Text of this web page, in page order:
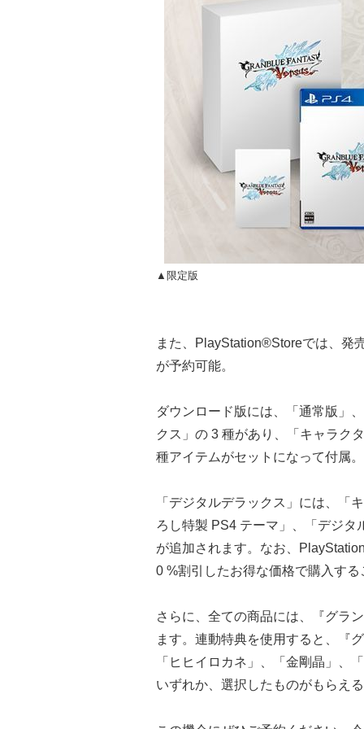
▲限定版
また、PlayStation®Storeでは、発
が予約可能。
ダウンロード版には、「通常版」
クス」の 3 種があり、「キャラク
種アイテムがセットになって付属。
「デジタルデラックス」には、「
ろし特製 PS4 テーマ」、「デジ
が追加されます。なお、
0 %割引したお得な価格で購入す
さらに、全ての商品には、『グラ
ます。連動特典を使用すると、『
「ヒヒイロカネ」、「金剛晶」、
いずれか、選択したものがもらえ